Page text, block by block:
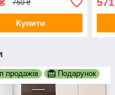
Z181783
760 ₴
Купити
продажів Подарунок